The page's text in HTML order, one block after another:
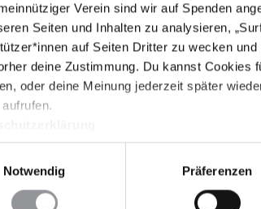
Verein sind wir auf Spenden
Seiten und Inhalten zu analysieren,
auf Seiten Dritter zu wecken
deine Zustimmung. Du kannst Cookies
oder deine Meinung jederzeit später
Notwendig
Präferenzen
Rechte